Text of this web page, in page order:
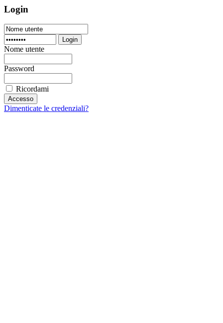
Login
Login
Nome utente
Password
Ricordami
Dimenticate le credenziali?